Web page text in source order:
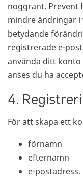
noggrant. Prevent
mindre ändringar i
betydande
registrerade e-
använda ditt
anses du ha
4.
För att skapa ett
förnamn
efternamn
e-postadress.